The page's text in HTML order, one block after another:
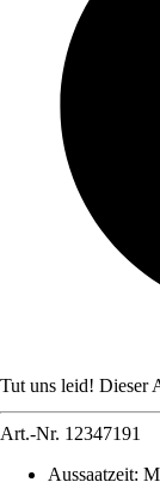
Tut uns leid! Dieser
Art.-Nr. 12347191
Aussaatzeit: